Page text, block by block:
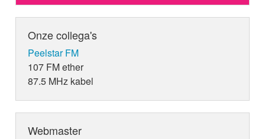
Onze collega's
Peelstar FM
107 FM ether
87.5 MHz kabel
Webmaster